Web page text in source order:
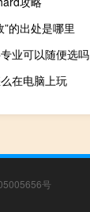
”的出处是哪里
业可以随便选吗
在电脑上玩
号